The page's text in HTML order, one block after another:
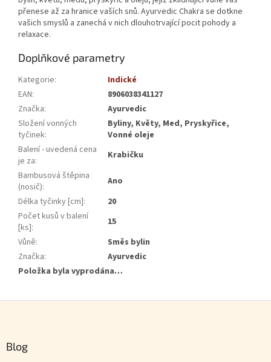
přenese až za hranice vaších snů. Ayurvedic Chakra se dotkne
vašich smyslů a zanechá v nich dlouhotrvající pocit pohody a
relaxace.
Doplňkové parametry
Kategorie:
Indické
EAN:
8906038341127
Značka:
Ayurvedic
Složení vonných
tyčinek:
Byliny, Květy, Med, Pryskyřice,
Vonné oleje
Balení - uvedená cena
je za:
Krabičku
Bambusová štěpina
(nosič):
Ano
Délka tyčinky [cm]:
20
Počet kusů v balení
[ks]:
15
Vůně:
Směs bylin
Značka:
Ayurvedic
Položka byla vyprodána…
Blog